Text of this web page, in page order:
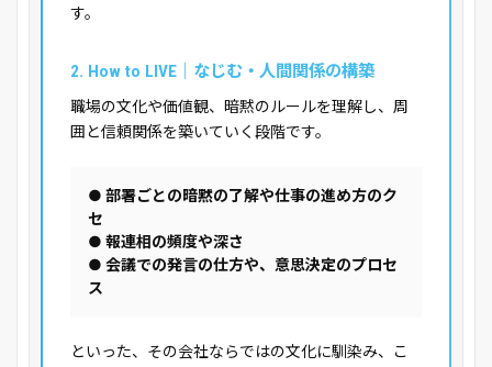
す。
2. How to LIVE｜なじむ・人間関係の構築
職場の文化や価値観、暗黙のルールを理解し、周
囲と信頼関係を築いていく段階です。
● 部署ごとの暗黙の了解や仕事の進め方のク
セ
● 報連相の頻度や深さ
● 会議での発言の仕方や、意思決定のプロセ
ス
といった、その会社ならではの文化に馴染み、こ